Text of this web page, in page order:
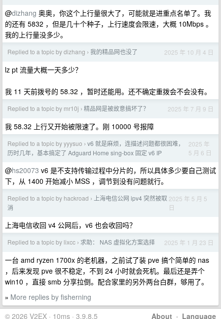
@dizhang 奥奥，你这个上行量很大了，可能就是进重点名单了。我
的还有 5832 ，但是几十个种子，上行速度会限速，大概 10Mbps 。
我的上行量没多少。
Replied to a topic by dizhang › 我的精品网也没了 2025 年 10 月 4 日
lz pt 流量大概一天多少？
我 11 天前拨号的 58.32 ，暂时还能用。还不确定重拨会不会没有。
Replied to a topic by mr10j › 精品网是被故意搞坏了？ 2025 年 7 月 9 日
我 58.32 上行又开始被限速了。刚 10000 号报障
Replied to a topic by yyysuo › v6 就是麻烦，连描述问题都很困难，
历时几年，基本搞定了 Adguard Home sing-box 固定 v6 IP
2025 年
5 月 6 日
@hs20073 v6 是不支持传输过程中分片的，所以具体多少要自己测试
下，从 1400 开始减小 MSS ，调节到没有问题就行。
Replied to a topic by hackroad ›
上海电信公网 ipv4 突然被取
消
2025 年 5 月 5
日
上海电信收回 v4 公网后，v6 也会收回吗？
Replied to a topic by lixcc › 求助： NAS 虚拟化方案选择 2025 年 1 月 23 日
一台 amd ryzen 1700x 的老机器，之前试了装 pve 搞个简单的 nas
，后来发现 pve 很不稳定，不到 24 小时就会死机。最后还是弄个
win10 ，直接 smb 分享拉倒。配合家里的另外两台白群，够用了。
» More replies by fisherning
About · Language
© 2026 V2EX · 10ms · 3.9.8.5